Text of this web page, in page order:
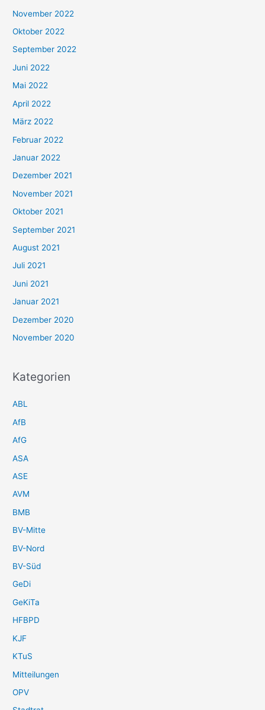
November 2022
Oktober 2022
September 2022
Juni 2022
Mai 2022
April 2022
März 2022
Februar 2022
Januar 2022
Dezember 2021
November 2021
Oktober 2021
September 2021
August 2021
Juli 2021
Juni 2021
Januar 2021
Dezember 2020
November 2020
Kategorien
ABL
AfB
AfG
ASA
ASE
AVM
BMB
BV-Mitte
BV-Nord
BV-Süd
GeDi
GeKiTa
HFBPD
KJF
KTuS
Mitteilungen
OPV